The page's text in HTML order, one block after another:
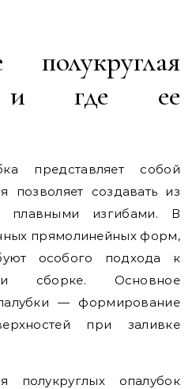
и где ее
представляет собой
позволяет создавать из
плавными изгибами. В
прямолинейных форм,
особого подхода к
и сборке. Основное
— формирование
при заливке
полукруглых опалубок